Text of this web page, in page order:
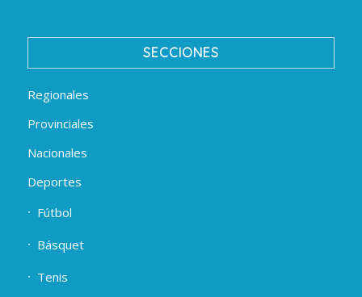
SECCIONES
Regionales
Provinciales
Nacionales
Deportes
Fútbol
Básquet
Tenis